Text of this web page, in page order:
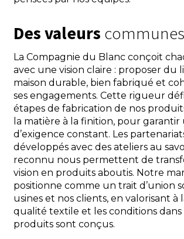
Des valeurs communes
La Compagnie du Blanc conçoit
avec une vision claire : proposer du
maison durable, bien fabriqué et
ses engagements. Cette rigueur
étapes de fabrication de nos
la matière à la finition, pour garantir
d’exigence constant. Les
développés avec des ateliers au
reconnu nous permettent de
vision en produits aboutis. Notre
positionne comme un trait d’union
usines et nos clients, en valorisant à
qualité textile et les conditions dans
produits sont conçus.